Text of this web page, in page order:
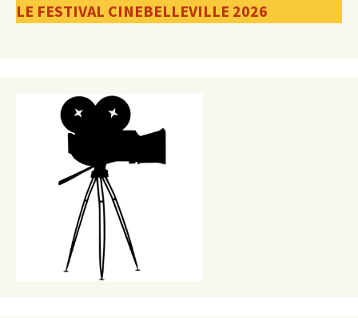
articles
LE FESTIVAL CINEBELLEVILLE 2026